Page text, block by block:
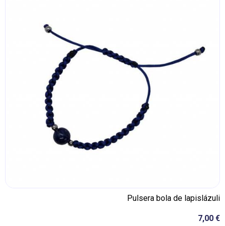
Pulsera bola de lapislázuli
7,00 €